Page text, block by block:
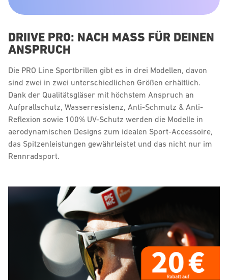
DRIIVE PRO: NACH MASS FÜR DEINEN
ANSPRUCH
Die PRO Line Sportbrillen gibt es in drei Modellen, davon
sind zwei in zwei unterschiedlichen Größen erhältlich.
Dank der Qualitätsgläser mit höchstem Anspruch an
Aufprallschutz, Wasserresistenz, Anti-Schmutz & Anti-
Reflexion sowie 100% UV-Schutz werden die Modelle in
aerodynamischen Designs zum idealen Sport-Accessoire,
das Spitzenleistungen gewährleistet und das nicht nur im
Rennradsport.